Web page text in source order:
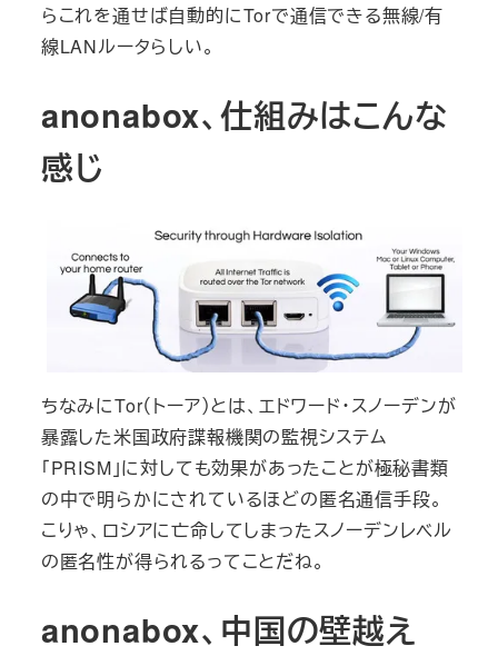
らこれを通せば自動的にTorで通信できる無線/有
線LANルータらしい。
anonabox、仕組みはこんな
感じ
ちなみにTor（トーア）とは、エドワード・スノーデンが
暴露した米国政府諜報機関の監視システム
「PRISM」に対しても効果があったことが極秘書類
の中で明らかにされているほどの匿名通信手段。
こりゃ、ロシアに亡命してしまったスノーデンレベル
の匿名性が得られるってことだね。
anonabox、中国の壁越え